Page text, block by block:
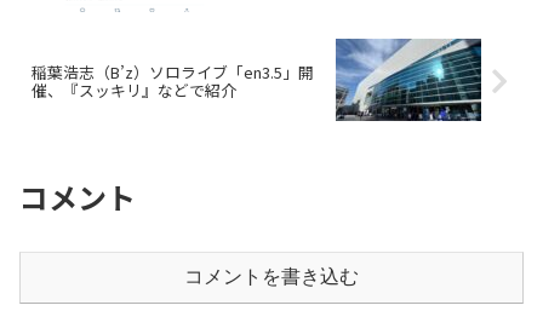
稲葉浩志（B’z）ソロライブ「en3.5」開
催、『スッキリ』などで紹介
コメント
コメントを書き込む